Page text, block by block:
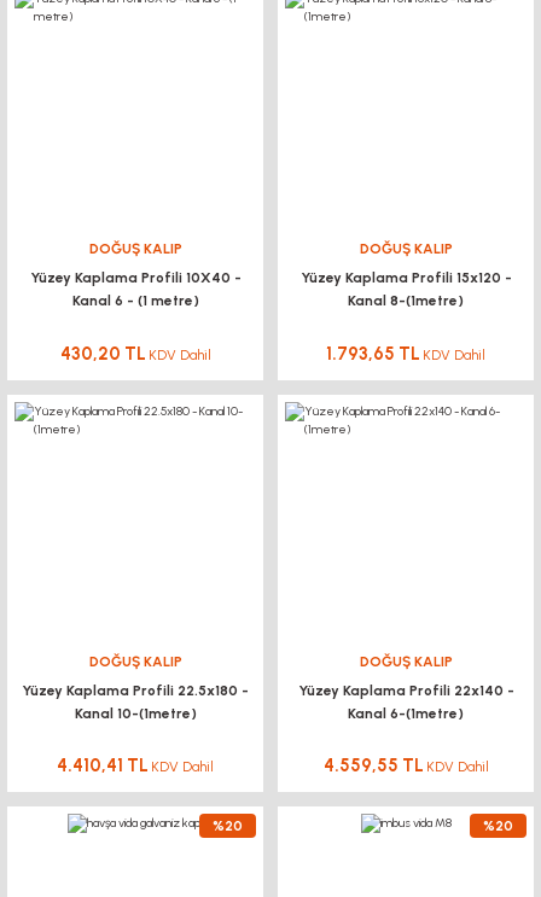
DOĞUŞ KALIP
Yüzey Kaplama Profili 10X40 -
Kanal 6 - (1 metre)
430,20 TL KDV Dahil
DOĞUŞ KALIP
Yüzey Kaplama Profili 15x120 -
Kanal 8-(1metre)
1.793,65 TL KDV Dahil
DOĞUŞ KALIP
Yüzey Kaplama Profili 22.5x180 -
Kanal 10-(1metre)
4.410,41 TL KDV Dahil
DOĞUŞ KALIP
Yüzey Kaplama Profili 22x140 -
Kanal 6-(1metre)
4.559,55 TL KDV Dahil
%20 %20